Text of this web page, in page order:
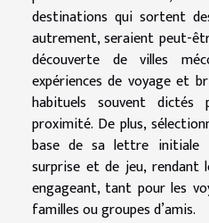
destinations qui sortent
autrement, seraient peut-
découverte de villes
expériences de voyage et
habituels souvent
proximité. De plus,
base de sa lettre initiale
surprise et de jeu, rendant
engageant, tant pour les
familles ou groupes d’amis.